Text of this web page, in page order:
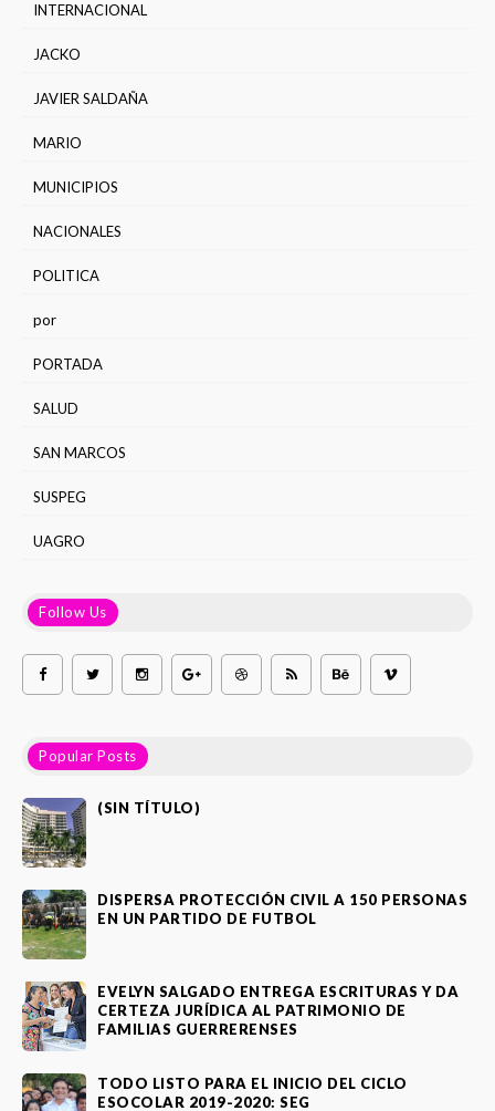
INTERNACIONAL
JACKO
JAVIER SALDAÑA
MARIO
MUNICIPIOS
NACIONALES
POLITICA
por
PORTADA
SALUD
SAN MARCOS
SUSPEG
UAGRO
Follow Us
Popular Posts
(SIN TÍTULO)
DISPERSA PROTECCIÓN CIVIL A 150 PERSONAS
EN UN PARTIDO DE FUTBOL
EVELYN SALGADO ENTREGA ESCRITURAS Y DA
CERTEZA JURÍDICA AL PATRIMONIO DE
FAMILIAS GUERRERENSES
TODO LISTO PARA EL INICIO DEL CICLO
ESOCOLAR 2019-2020: SEG